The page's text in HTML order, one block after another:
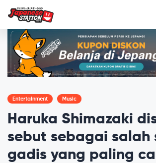
Entertainment Music
Haruka Shimazaki
sebut sebagai salah
gadis yang paling